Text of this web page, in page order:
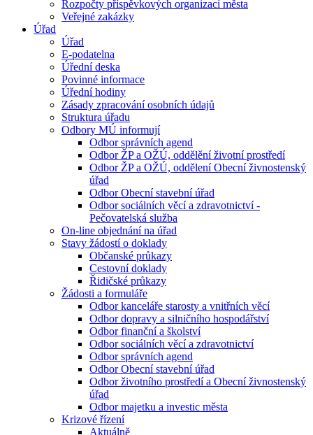
Rozpočty příspěvkových organizací města
Veřejné zakázky
Úřad
Úřad
E-podatelna
Úřední deska
Povinné informace
Úřední hodiny
Zásady zpracování osobních údajů
Struktura úřadu
Odbory MÚ informují
Odbor správních agend
Odbor ŽP a OŽÚ, oddělění životní prostředí
Odbor ŽP a OŽÚ, oddělení Obecní živnostenský
úřad
Odbor Obecní stavební úřad
Odbor sociálních věcí a zdravotnictví -
Pečovatelská služba
On-line objednání na úřad
Stavy žádostí o doklady
Občanské průkazy
Cestovní doklady
Řidičské průkazy
Žádosti a formuláře
Odbor kanceláře starosty a vnitřních věcí
Odbor dopravy a silničního hospodářství
Odbor finanční a školství
Odbor sociálních věcí a zdravotnictví
Odbor správních agend
Odbor Obecní stavební úřad
Odbor životního prostředí a Obecní živnostenský
úřad
Odbor majetku a investic města
Krizové řízení
Aktuálně